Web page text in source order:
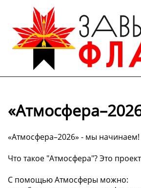
«Атмосфера–2026» - мы начинаем!
Что такое "Атмосфера"? Это
С помощью Атмосферы можно: